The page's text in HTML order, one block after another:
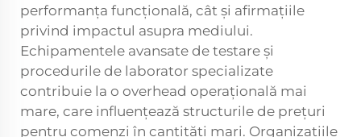
performanța funcțională, cât și afirmațiile
privind impactul asupra mediului.
Echipamentele avansate de testare și
procedurile de laborator specializate
contribuie la o overhead operațională mai
mare, care influențează structurile de prețuri
pentru comenzi în cantități mari. Organizațiile